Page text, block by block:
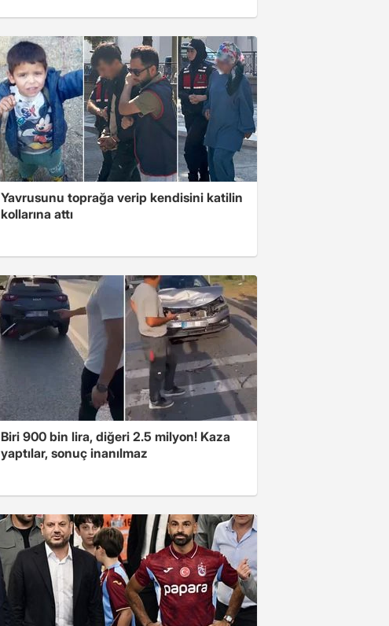
Yavrusunu toprağa verip kendisini katilin
kollarına attı
Biri 900 bin lira, diğeri 2.5 milyon! Kaza
yaptılar, sonuç inanılmaz